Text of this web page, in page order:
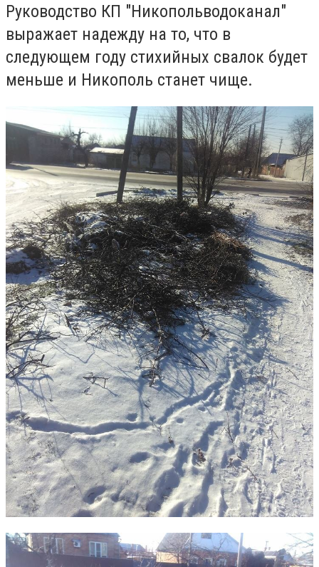
Руководство КП "Никопольводоканал"
выражает надежду на то, что в
следующем году стихийных свалок будет
меньше и Никополь станет чище.